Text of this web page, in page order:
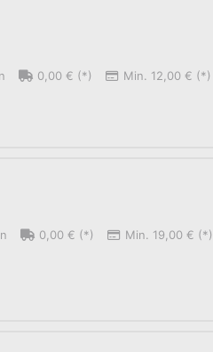
0,00 € (*) Min. 12,00 € (*)
0,00 € (*) Min. 19,00 € (*)